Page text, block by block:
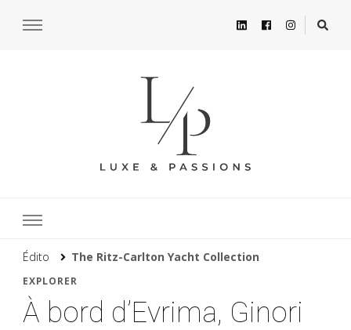
Édito The Ritz-Carlton Yacht Collection
EXPLORER
À bord d’Evrima, Ginori